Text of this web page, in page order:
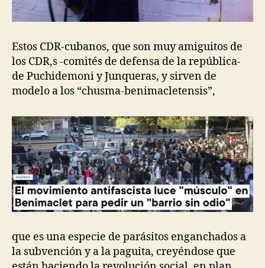
Estos CDR-cubanos, que son muy amiguitos de
los CDR,s -comités de defensa de la república-
de Puchidemoni y Junqueras, y sirven de
modelo a los “chusma-benimacletensis”,
que es una especie de parásitos enganchados a
la subvención y a la paguita, creyéndose que